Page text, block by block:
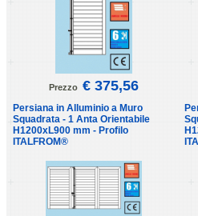
Prezzo € 375,56
Persiana in Alluminio a Muro
Squadrata - 1 Anta Orientabile
H1200xL900 mm - Profilo
ITALFROM®